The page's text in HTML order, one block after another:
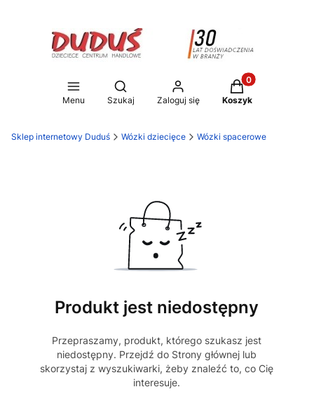
Menu
Otwórz wyszukiwarkę
Szukaj Zaloguj się
Produkty w
Koszyk
Sklep internetowy Duduś Wózki dziecięce Wózki spacerowe
Produkt jest niedostępny
Przepraszamy, produkt, którego szukasz jest
niedostępny. Przejdź do Strony głównej lub
skorzystaj z wyszukiwarki, żeby znaleźć to, co Cię
interesuje.